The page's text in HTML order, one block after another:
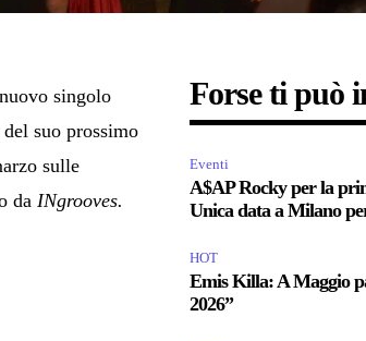
singolo
suo prossimo
sulle
da INgrooves.
Forse ti può
Eventi
A$AP Rocky per la
Unica data a Milano
HOT
Emis Killa: A Maggio
2026”